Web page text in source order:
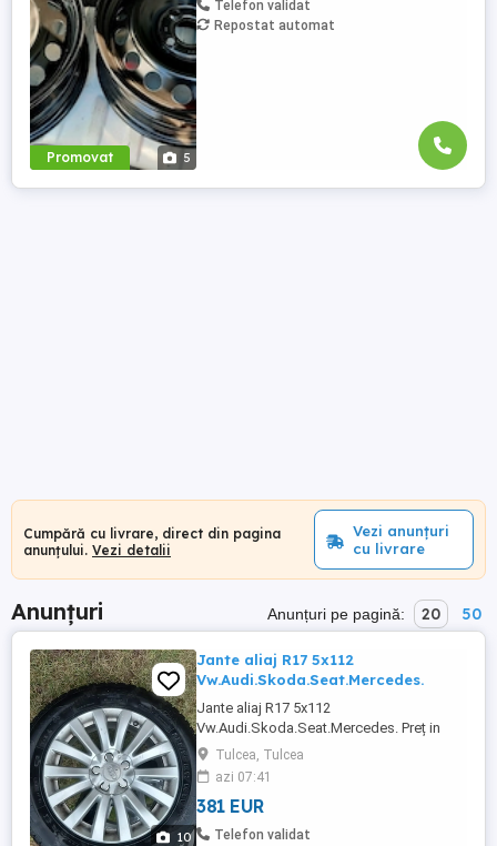
Promovat 5
Telefon validat
Repostat automat
Cumpără cu livrare, direct din pagina
anunțului. Vezi detalii
Vezi anunțuri
cu livrare
Anunțuri Anunțuri pe pagină: 20 50
10
Jante aliaj R17 5x112
Vw.Audi.Skoda.Seat.Mercedes.
Jante aliaj R17 5x112
Vw.Audi.Skoda.Seat.Mercedes. Preț in
funcție de model. Detalii la
075trei646doi65. Locație județ Tulcea.
Tulcea, Tulcea
azi 07:41
381 EUR
Telefon validat